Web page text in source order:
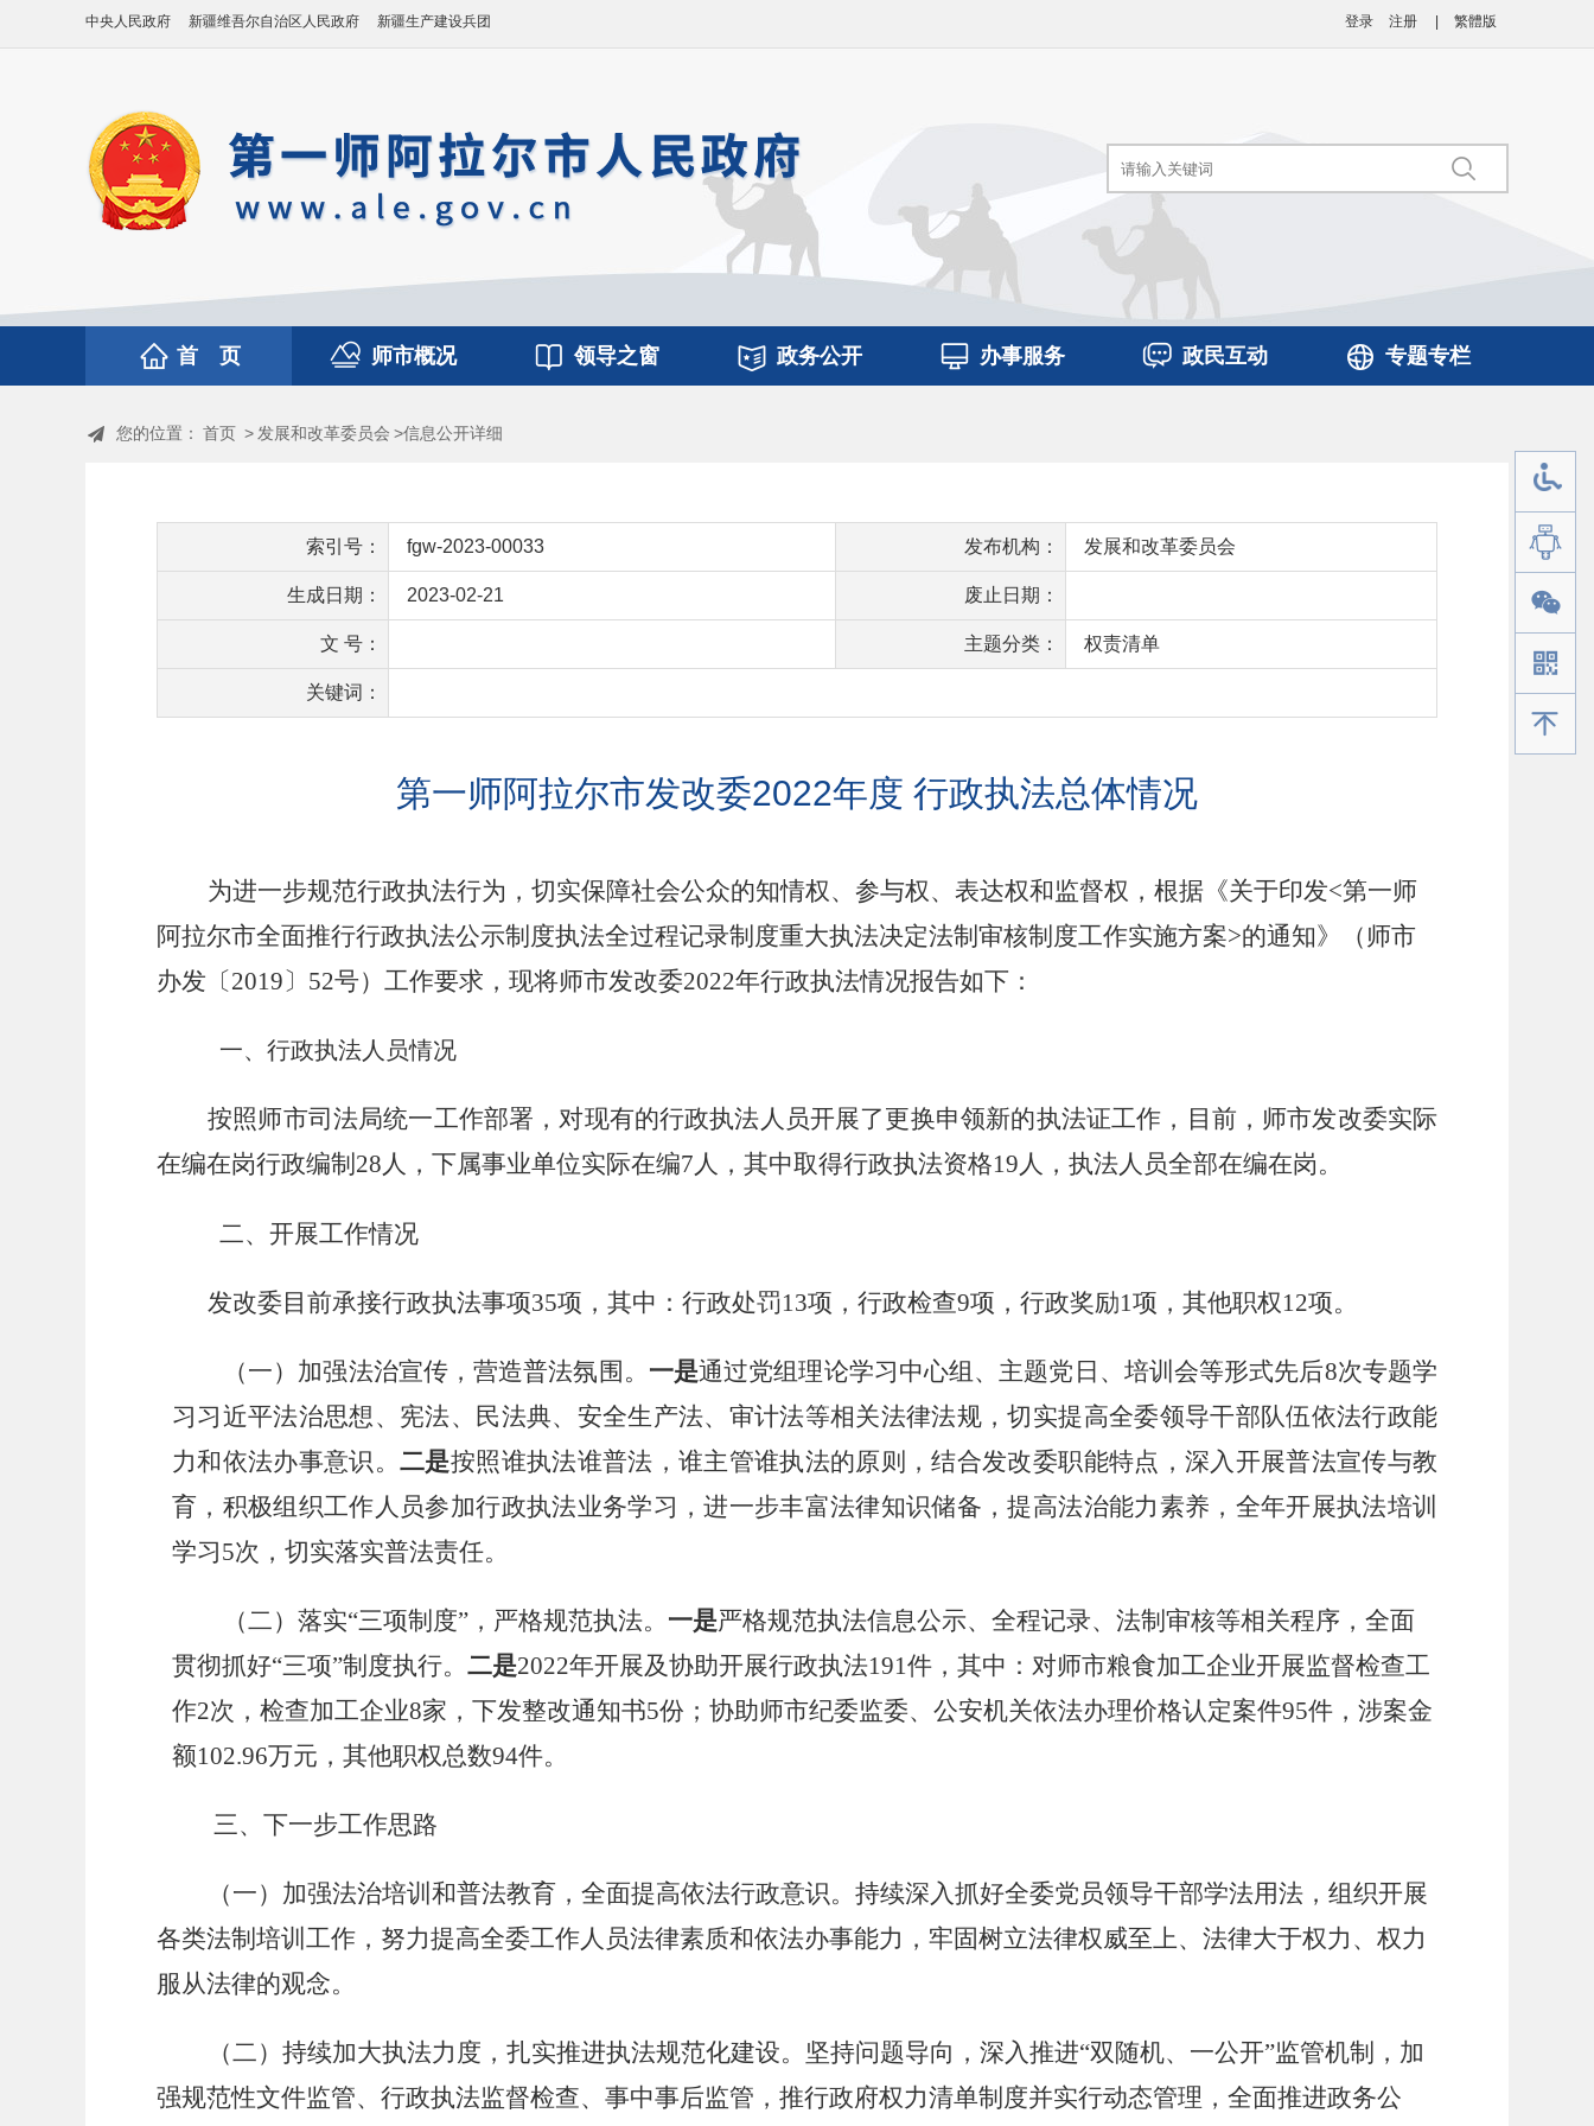
登录 注册 繁體版
中央人民政府 新疆维吾尔自治区人民政府 新疆生产建设兵团
首 页 师市概况 领导之窗 政务公开 办事服务 政民互动 专题专栏
您的位置： 首页 > 发展和改革委员会 >信息公开详细
索引号： fgw-2023-00033 发布机构： 发展和改革委员会
生成日期： 2023-02-21 废止日期：
文 号： 主题分类： 权责清单
关键词：
第一师阿拉尔市发改委2022年度 行政执法总体情况
为进一步规范行政执法行为，切实保障社会公众的知情权、参与权、表达权和监督权，根据《关于印发<第一师
阿拉尔市全面推行行政执法公示制度执法全过程记录制度重大执法决定法制审核制度工作实施方案>的通知》（师市
办发〔2019〕 52号）工作要求，现将师市发改委2022年行政执法情况报告如下：
一、行政执法人员情况
按照师市司法局统一工作部署，对现有的行政执法人员开展了更换申领新的执法证工作，目前， 师市发改委实际
在编在岗行政编制 28人，下属事业单位实际在编7人， 其中取得行政执法资格19人 ，执法人员全部在编在岗。
二、开展工作情况
发改委目前承接行政执法事项35项，其中：行政处罚13项，行政检查9项，行政奖励1项，其他职权12项。
（一） 加强法治宣传，营造普法氛围。 一是通过党组理论学习中心组、主题党日、培训会等形式先后8次专题学
习习近平法治思想、宪法、民法典、安全生产法、审计法等相关法律法规，切实提高全委领导干部队伍依法行政能
力和依法办事意识。二是按照谁执法谁普法，谁主管谁执法的原则，结合发改委职能特点，深入开展普法宣传与教
育，积极组织工作人员参加行政执法业务学习 ，进一步丰富法律知识储备，提高法治能力素养， 全年开展执法培训
学习5次，切实落实普法责任。
（二） 落实“三项制度” ，严格规范执法。 一是严格规范执法信息公示、全程记录、法制审核等相关程序，全面
贯彻抓好“三项”制度执行。 二是2022年开展及协助开展行政执法191件，其中：对师市粮食加工企业开展监督检查工
作2次，检查加工企业8家，下发整改通知书5份 ； 协助师市纪委监委、公安机关依法办理价格认定案件95件，涉案金
额102.96万元， 其他职权总数94件。
三、下一步工作思路
（一）加强法治培训和普法教育，全面提高依法行政意识。 持续深入抓好全委党员领导干部学法用法，组织开展
各类法制培训工作，努力提高全委工作人员法律素质和依法办事能力，牢固树立法律权威至上、法律大于权力、权力
服从法律的观念。
（二）持续加大执法力度，扎实推进执法规范化建设。 坚持问题导向，深入推进“双随机、一公开”监管机制，加
强规范性文件监管、行政执法监督检查、事中事后监管，推行政府权力清单制度并实行动态管理，全面推进政务公
手机版